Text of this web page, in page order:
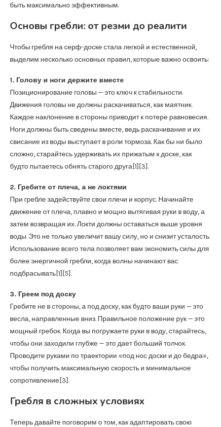
быть максимально эффективным.
Основы гребли: от резми до реалити
Чтобы гребля на серф-доске стала легкой и естественной,
выделим несколько основных правил, которые важно освоить:
1. Голову и ноги держите вместе
Позиционирование головы — это ключ к стабильности.
Движения головы не должны раскачиваться, как маятник.
Каждое наклонение в стороны приводит к потере равновесия.
Ноги должны быть сведены вместе, ведь раскачивание и их
свисание из воды выступает в роли тормоза. Как бы ни было
сложно, старайтесь удерживать их прижатым к доске, как
будто пытаетесь обнять старого друга[1][3].
2. Гребите от плеча, а не локтями
При гребле задействуйте свои плечи и корпус. Начинайте
движение от плеча, плавно и мощно вытягивая руки в воду, а
затем возвращая их. Локти должны оставаться выше уровня
воды. Это не только увеличит вашу силу, но и снизит усталость.
Использование всего тела позволяет вам экономить силы для
более энергичной гребли, когда волны начинают вас
подбрасывать[1][5].
3. Греем под доску
Гребите не в стороны, а под доску, как будто ваши руки — это
весла, направленные вниз. Правильное положение рук — это
мощный гребок. Когда вы погружаете руки в воду, старайтесь,
чтобы они заходили глубже — это дает больший толчок.
Проводите руками по траектории «под нос доски и до бедра»,
чтобы получить максимальную скорость и минимальное
сопротивление[3].
Гребля в сложных условиях
Теперь давайте поговорим о том, как адаптировать свою